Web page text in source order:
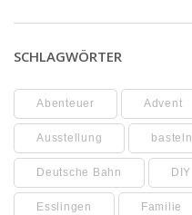
SCHLAGWÖRTER
Abenteuer Advent
Ausstellung basteln
Deutsche Bahn DIY
Esslingen Familie